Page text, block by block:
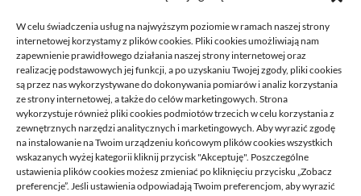
W celu świadczenia usług na najwyższym poziomie w ramach naszej strony
internetowej korzystamy z plików cookies. Pliki cookies umożliwiają nam
zapewnienie prawidłowego działania naszej strony internetowej oraz
realizację podstawowych jej funkcji, a po uzyskaniu Twojej zgody, pliki cookies
są przez nas wykorzystywane do dokonywania pomiarów i analiz korzystania
ze strony internetowej, a także do celów marketingowych. Strona
wykorzystuje również pliki cookies podmiotów trzecich w celu korzystania z
zewnętrznych narzędzi analitycznych i marketingowych. Aby wyrazić zgodę
na instalowanie na Twoim urządzeniu końcowym plików cookies wszystkich
wskazanych wyżej kategorii kliknij przycisk "Akceptuję". Poszczególne
ustawienia plików cookies możesz zmieniać po kliknięciu przycisku „Zobacz
preferencje”. Jeśli ustawienia odpowiadają Twoim preferencjom, aby wyrazić
21/06/2026
DELPHINIUS